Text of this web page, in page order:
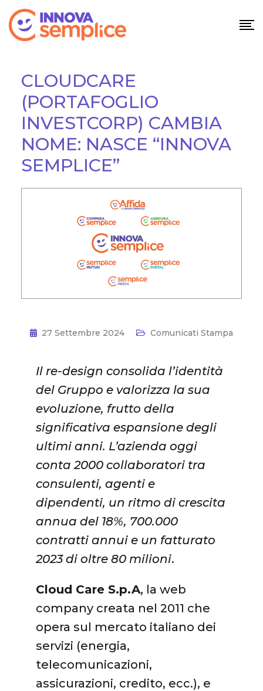
CLOUDCARE
(PORTAFOGLIO
INVESTCORP) CAMBIA
NOME: NASCE “INNOVA
SEMPLICE”
27 Settembre 2024 Comunicati Stampa
Il re-design consolida l’identità
del Gruppo e valorizza la sua
evoluzione, frutto della
significativa espansione degli
ultimi anni. L’azienda oggi
conta 2000 collaboratori tra
consulenti, agenti e
dipendenti, un ritmo di crescita
annua del 18%, 700.000
contratti annui e un fatturato
2023 di oltre 80 milioni.
Cloud Care S.p.A, la web
company creata nel 2011 che
opera sul mercato italiano dei
servizi (energia,
telecomunicazioni,
assicurazioni, credito, ecc.), e